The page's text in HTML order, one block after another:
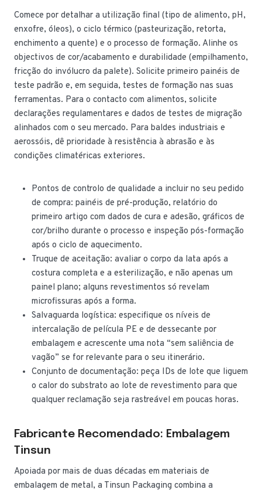
Comece por detalhar a utilização final (tipo de alimento, pH,
enxofre, óleos), o ciclo térmico (pasteurização, retorta,
enchimento a quente) e o processo de formação. Alinhe os
objectivos de cor/acabamento e durabilidade (empilhamento,
fricção do invólucro da palete). Solicite primeiro painéis de
teste padrão e, em seguida, testes de formação nas suas
ferramentas. Para o contacto com alimentos, solicite
declarações regulamentares e dados de testes de migração
alinhados com o seu mercado. Para baldes industriais e
aerossóis, dê prioridade à resistência à abrasão e às
condições climatéricas exteriores.
Pontos de controlo de qualidade a incluir no seu pedido
de compra: painéis de pré-produção, relatório do
primeiro artigo com dados de cura e adesão, gráficos de
cor/brilho durante o processo e inspeção pós-formação
após o ciclo de aquecimento.
Truque de aceitação: avaliar o corpo da lata após a
costura completa e a esterilização, e não apenas um
painel plano; alguns revestimentos só revelam
microfissuras após a forma.
Salvaguarda logística: especifique os níveis de
intercalação de película PE e de dessecante por
embalagem e acrescente uma nota “sem saliência de
vagão” se for relevante para o seu itinerário.
Conjunto de documentação: peça IDs de lote que liguem
o calor do substrato ao lote de revestimento para que
qualquer reclamação seja rastreável em poucas horas.
Fabricante Recomendado: Embalagem
Tinsun
Apoiada por mais de duas décadas em materiais de
embalagem de metal, a Tinsun Packaging combina a